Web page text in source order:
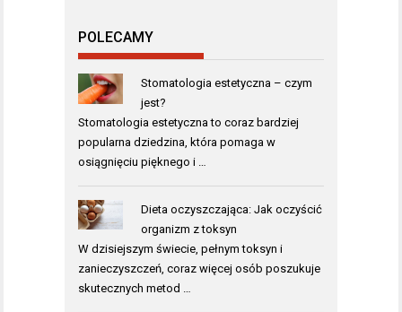
POLECAMY
Stomatologia estetyczna – czym
jest?
Stomatologia estetyczna to coraz bardziej
popularna dziedzina, która pomaga w
osiągnięciu pięknego i …
Dieta oczyszczająca: Jak oczyścić
organizm z toksyn
W dzisiejszym świecie, pełnym toksyn i
zanieczyszczeń, coraz więcej osób poszukuje
skutecznych metod …